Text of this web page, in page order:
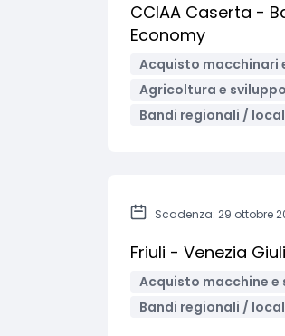
CCIAA Caserta -
Economy
Acquisto
Agricoltura e
Bandi regionali /
Scadenza: 29 ottobre
Friuli - Venezia
Acquisto macchine
Bandi regionali /